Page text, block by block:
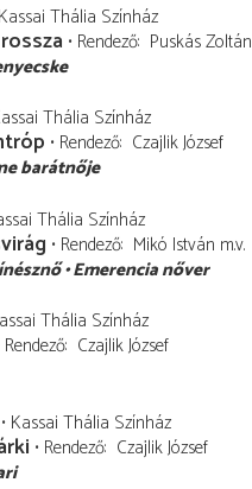
Kassai Thália Színház
Rendező Puskás Zoltán
Thália Színház
Rendező Czajlik József
barátnője
Thália Színház
Rendező Mikó István m.v.
Emerencia nőver
Thália Színház
Rendező Czajlik József
Kassai Thália Színház
Rendező Czajlik József